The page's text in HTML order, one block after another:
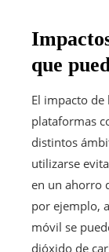
que
El impacto
plataformas
distintos
utilizarse
en un ahorro
por ejemplo,
móvil se
dióxido de